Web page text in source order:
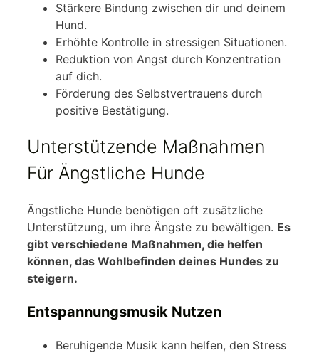
Stärkere Bindung zwischen dir und deinem
Hund.
Erhöhte Kontrolle in stressigen Situationen.
Reduktion von Angst durch Konzentration
auf dich.
Förderung des Selbstvertrauens durch
positive Bestätigung.
Unterstützende Maßnahmen
Für Ängstliche Hunde
Ängstliche Hunde benötigen oft zusätzliche
Unterstützung, um ihre Ängste zu bewältigen. Es
gibt verschiedene Maßnahmen, die helfen
können, das Wohlbefinden deines Hundes zu
steigern.
Entspannungsmusik Nutzen
Beruhigende Musik kann helfen, den Stress